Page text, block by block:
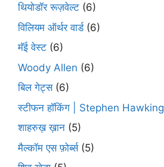
थियोडॉर रूज़वेल्ट (6)
विलियम ऑर्थर वार्ड(6)
मॅई वेस्ट (6)
Woody Allen (6)
बिल गेट्स(6)
स्टीफन हॉकिंग | Stephen Hawking
शाहरुख़ ख़ान (5)
मैल्कॉम एस फ़ोर्ब्स(5)